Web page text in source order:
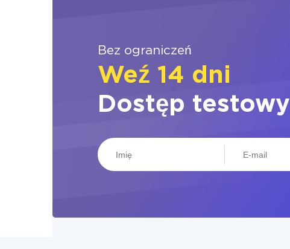
Bez ograniczeń
Weź 14 dni
Dostęp testowy